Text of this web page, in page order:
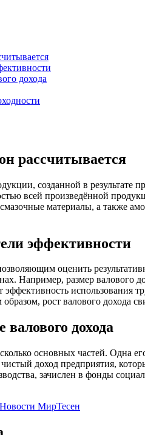
дохода
рассчитывается
созданной в результате
всей произведённой
материалы, а также
эффективности
оценить
Например, размер валового
использования
рост валового дохода
валового дохода
основных частей. Одна
доход предприятия,
зачислен в фонды
Новости МирТесен